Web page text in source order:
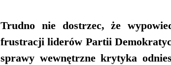
Trudno nie dostrzec, że
frustracji liderów Partii
sprawy wewnętrzne krytyka